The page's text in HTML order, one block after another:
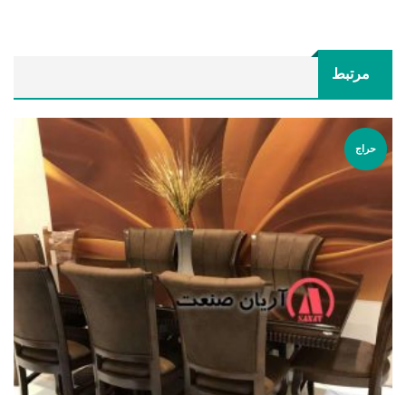
مرتبط
حراج